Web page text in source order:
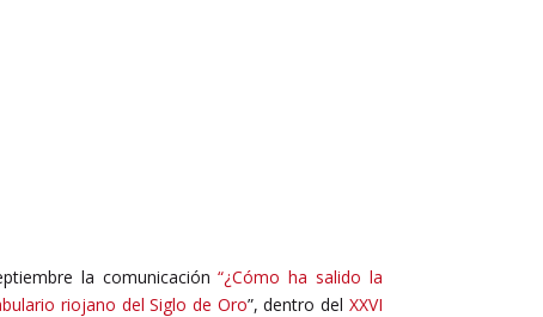
la comunicación“¿Cómo ha salido la
riojano del Siglo de Oro”, dentro del XXVI